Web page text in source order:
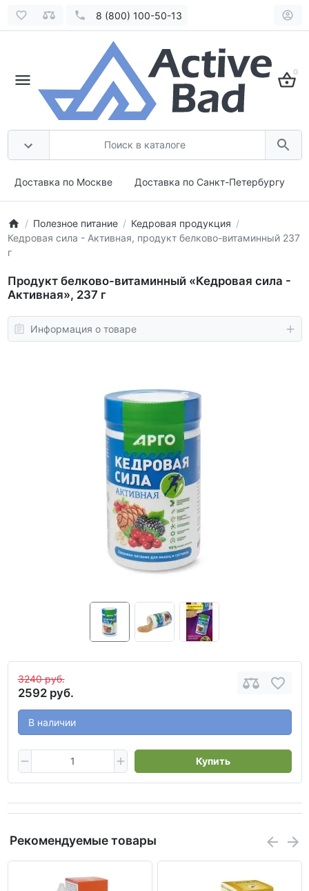
8 (800) 100-50-13
0
Доставка по Москве Доставка по Санкт-Петербургу
Полезное питание
Кедровая продукция
Кедровая сила - Активная, продукт белково-витаминный 237
г
Продукт белково-витаминный «Кедровая сила -
Активная», 237 г
Информация о товаре
3240 руб.
2592 руб.
В наличии
Купить
Рекомендуемые товары